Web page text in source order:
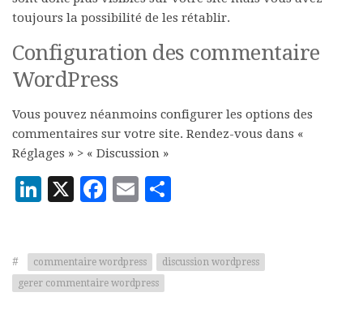
toujours la possibilité de les rétablir.
Configuration des commentaire
WordPress
Vous pouvez néanmoins configurer les options des
commentaires sur votre site. Rendez-vous dans «
Réglages » > « Discussion »
LinkedIn
X Facebook
Email
# commentaire wordpress
discussion wordpress
gerer commentaire wordpress